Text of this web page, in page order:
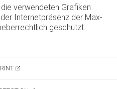
verwendeten Grafiken
Internetpräsenz der Max-
geschützt.